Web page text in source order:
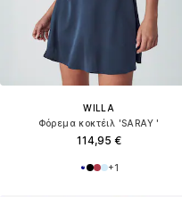
WILLA
Φόρεμα κοκτέιλ 'SARAY '
114,95 €
+1